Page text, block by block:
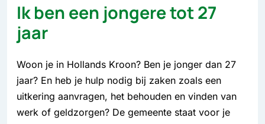
Ik ben een jongere tot 27
jaar
Woon je in Hollands Kroon? Ben je jonger dan 27
jaar? En heb je hulp nodig bij zaken zoals een
uitkering aanvragen, het behouden en vinden van
werk of geldzorgen? De gemeente staat voor je